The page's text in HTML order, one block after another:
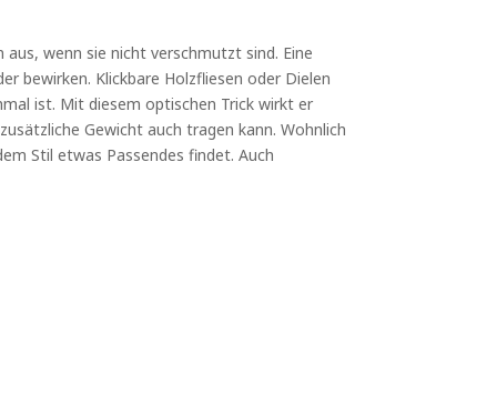
wenn sie nicht verschmutzt sind. Eine
bewirken. Klickbare Holzfliesen oder Dielen
ist. Mit diesem optischen Trick wirkt er
Gewicht auch tragen kann. Wohnlich
Stil etwas Passendes findet. Auch